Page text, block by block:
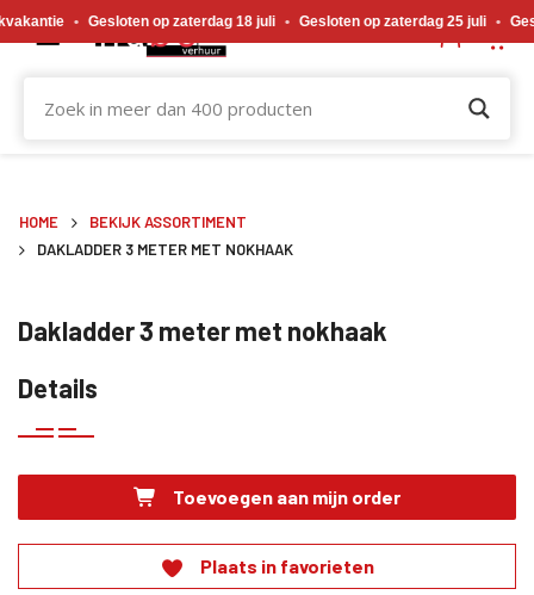
• Gesloten op zaterdag 18 juli • Gesloten op zaterdag 25 juli •
HOME
BEKIJK ASSORTIMENT
DAKLADDER 3 METER MET NOKHAAK
Dakladder 3 meter met nokhaak
Details
Toevoegen aan mijn order
Plaats in favorieten